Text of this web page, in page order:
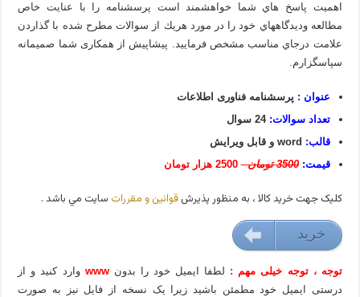
اهميت پاسخ هاي شما خواهشمند است پرسشنامه را با عنايت خاص
مطالعه وديدگاههاي خود را در مورد هريك از سوالات مطرح شده با گذاردن
علامت درجاي مناسب مشخص فرماييد. پیشاپیش از همکاری شما صمیمانه
سپاسگزارم.
عنوان : پرسشنامه فناوری اطلاعات
تعداد سوالات: 24 سوال
قالب:
قیمت:3500 تومان 2500 هزار تومان
کليک جهت خريد کالا ، به منظور پذيرشقوانين و مقررات سايت مي باشد .
25000 تومان خريد
توجه ، توجه خیلی مهم : لطفا ایمیل خود را بدون www وارد کنید و از
درستی ایمیل خود مطمئن باشید زیرا یک نسخه از فایل نیز به صورت